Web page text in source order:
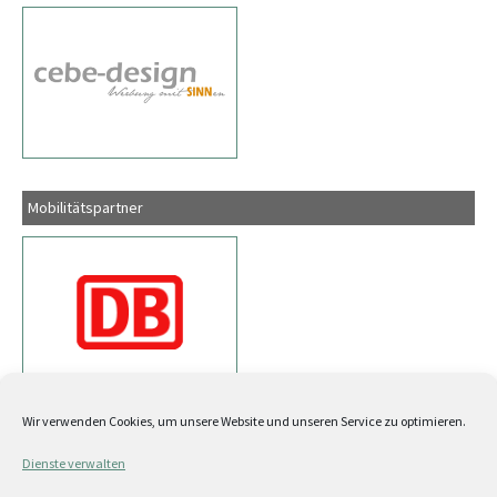
Wir verwenden Cookies, um unsere Website und unseren Service zu optimieren.
Dienste verwalten
Mobilitätspartner